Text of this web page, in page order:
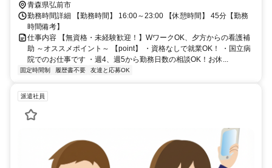
青森県弘前市
勤務時間詳細 【勤務時間】 16:00～23:00 【休憩時間】 45分【勤務
時間備考】
仕事内容 【無資格・未経験歓迎！】WワークOK、夕方からの看護補
助 ～オススメポイント～ 【point】 ・資格なしで就業OK！ ・国立病
院でのお仕事です ・週4、週5から勤務日数の相談OK！お休...
固定時間制 履歴書不要 友達と応募OK
派遣社員